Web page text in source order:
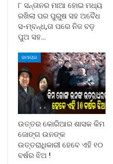
୮ ସନ୍ତାନର ମାଆ ହୋଇ ମଧ୍ୟ
ରଖିଲା ପର ପୁରୁଷ ସହ ଅବୈଧ
ସ-ମ୍ବନ୍ଧ,ତା ପରେ ନିଜ ବଡ଼
ପୁଅ ସହ…
ସମାଚାର
ଉତ୍ତର କୋରିଆର ଶାସକ କିମ
ଜୋଙ୍ଗ ଉନଙ୍କ
ଉତ୍ତରାଧିକାରୀ ହେବେ ଏହି ୧୦
ବର୍ଷର ଝିଅ !